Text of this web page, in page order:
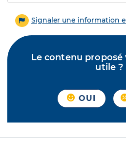
Signaler une information
Le contenu
utile ?
OUI